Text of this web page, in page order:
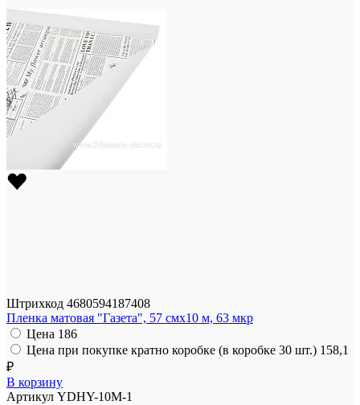
Штрихкод 4680594187408
Пленка матовая "Газета", 57 смx10 м, 63 мкр
Цена 186
Цена при покупке кратно коробке (в коробке 30 шт.) 158,1
₽
В корзину
Артикул YDHY-10M-1